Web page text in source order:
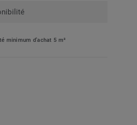
minimum d'achat 5 m²